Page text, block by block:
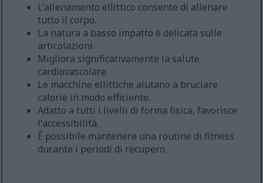
L'allenamento ellittico consente di allenare
tutto il corpo.
La natura a basso impatto è delicata sulle
articolazioni.
Migliora significativamente la salute
cardiovascolare.
Le macchine ellittiche aiutano a bruciare
calorie in modo efficiente.
Adatto a tutti i livelli di forma fisica, favorisce
l'accessibilità.
È possibile mantenere una routine di fitness
durante i periodi di recupero.